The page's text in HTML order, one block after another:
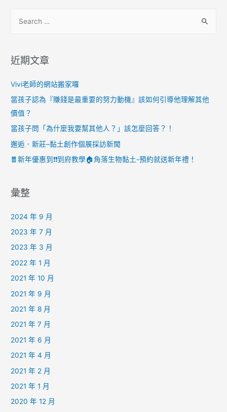
近期文章
Vivi老師的網站搬家囉
當孩子認為『賺錢是最重要的努力動機』該如何引導他理解其他
價值？
當孩子問「為什麼我要幫其他人？」該怎麼回答？！
邂逅．新莊–黏土創作個展採訪新聞
🧧新年優惠到❗️❗️到府教學🏠角落生物黏土-預約就送新年禮！
彙整
2024 年 9 月
2023 年 7 月
2023 年 3 月
2022 年 1 月
2021 年 10 月
2021 年 9 月
2021 年 8 月
2021 年 7 月
2021 年 6 月
2021 年 4 月
2021 年 2 月
2021 年 1 月
2020 年 12 月